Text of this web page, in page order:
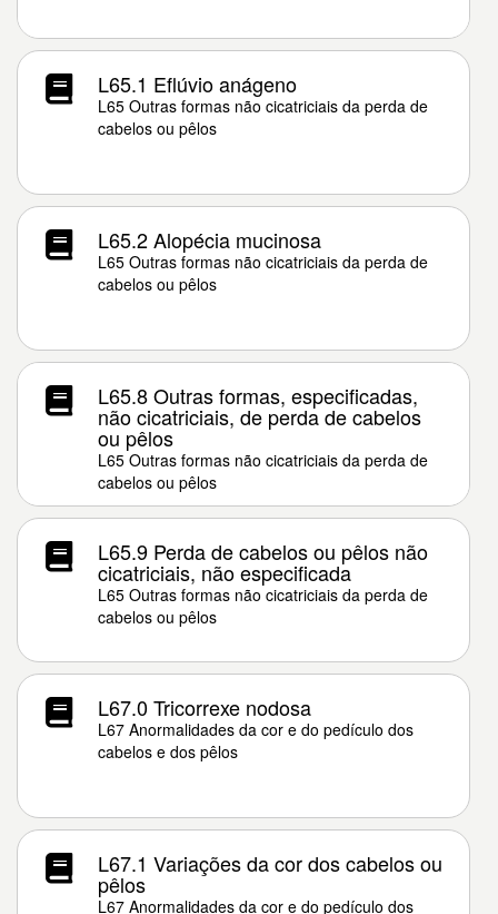
L65.1 Eflúvio anágeno
L65 Outras formas não cicatriciais da perda de
cabelos ou pêlos
L65.2 Alopécia mucinosa
L65 Outras formas não cicatriciais da perda de
cabelos ou pêlos
L65.8 Outras formas, especificadas,
não cicatriciais, de perda de cabelos
ou pêlos
L65 Outras formas não cicatriciais da perda de
cabelos ou pêlos
L65.9 Perda de cabelos ou pêlos não
cicatriciais, não especificada
L65 Outras formas não cicatriciais da perda de
cabelos ou pêlos
L67.0 Tricorrexe nodosa
L67 Anormalidades da cor e do pedículo dos
cabelos e dos pêlos
L67.1 Variações da cor dos cabelos ou
pêlos
L67 Anormalidades da cor e do pedículo dos